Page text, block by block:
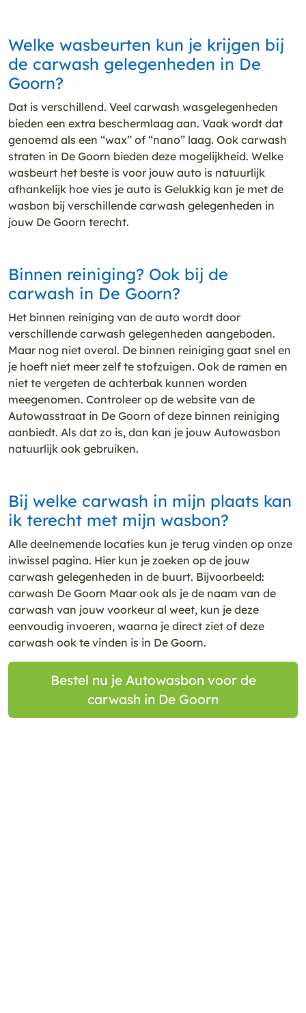
Welke wasbeurten kun je krijgen bij
de carwash gelegenheden in De
Goorn?
Dat is verschillend. Veel carwash wasgelegenheden
bieden een extra beschermlaag aan. Vaak wordt dat
genoemd als een “wax” of “nano” laag. Ook carwash
straten in De Goorn bieden deze mogelijkheid. Welke
wasbeurt het beste is voor jouw auto is natuurlijk
afhankelijk hoe vies je auto is Gelukkig kan je met de
wasbon bij verschillende carwash gelegenheden in
jouw De Goorn terecht.
Binnen reiniging? Ook bij de
carwash in De Goorn?
Het binnen reiniging van de auto wordt door
verschillende carwash gelegenheden aangeboden.
Maar nog niet overal. De binnen reiniging gaat snel en
je hoeft niet meer zelf te stofzuigen. Ook de ramen en
niet te vergeten de achterbak kunnen worden
meegenomen. Controleer op de website van de
Autowasstraat in De Goorn of deze binnen reiniging
aanbiedt. Als dat zo is, dan kan je jouw Autowasbon
natuurlijk ook gebruiken.
Bij welke carwash in mijn plaats kan
ik terecht met mijn wasbon?
Alle deelnemende locaties kun je terug vinden op onze
inwissel pagina. Hier kun je zoeken op de jouw
carwash gelegenheden in de buurt. Bijvoorbeeld:
carwash De Goorn Maar ook als je de naam van de
carwash van jouw voorkeur al weet, kun je deze
eenvoudig invoeren, waarna je direct ziet of deze
carwash ook te vinden is in De Goorn.
Bestel nu je Autowasbon voor de
carwash in De Goorn